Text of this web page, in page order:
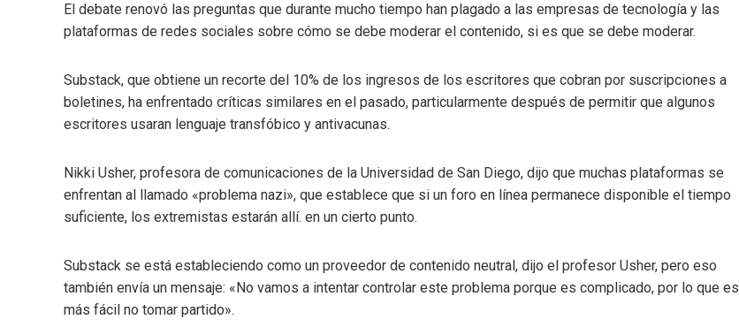
El debate renovó las preguntas que durante mucho tiempo han plagado a las empresas de tecnología y las
plataformas de redes sociales sobre cómo se debe moderar el contenido, si es que se debe moderar.
Substack, que obtiene un recorte del 10% de los ingresos de los escritores que cobran por suscripciones a
boletines, ha enfrentado críticas similares en el pasado, particularmente después de permitir que algunos
escritores usaran lenguaje transfóbico y antivacunas.
Nikki Usher, profesora de comunicaciones de la Universidad de San Diego, dijo que muchas plataformas se
enfrentan al llamado «problema nazi», que establece que si un foro en línea permanece disponible el tiempo
suficiente, los extremistas estarán allí. en un cierto punto.
Substack se está estableciendo como un proveedor de contenido neutral, dijo el profesor Usher, pero eso
también envía un mensaje: «No vamos a intentar controlar este problema porque es complicado, por lo que es
más fácil no tomar partido».